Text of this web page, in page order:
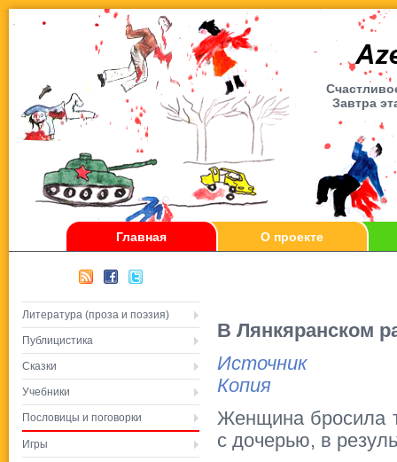
Завтра
Главная О проекте
Литература (проза и поэзия)
Публицистика
Сказки
Учебники
Пословицы и поговорки
Игры
В Лянкяранском
Источник
Копия
Женщина бросила
с дочерью, в